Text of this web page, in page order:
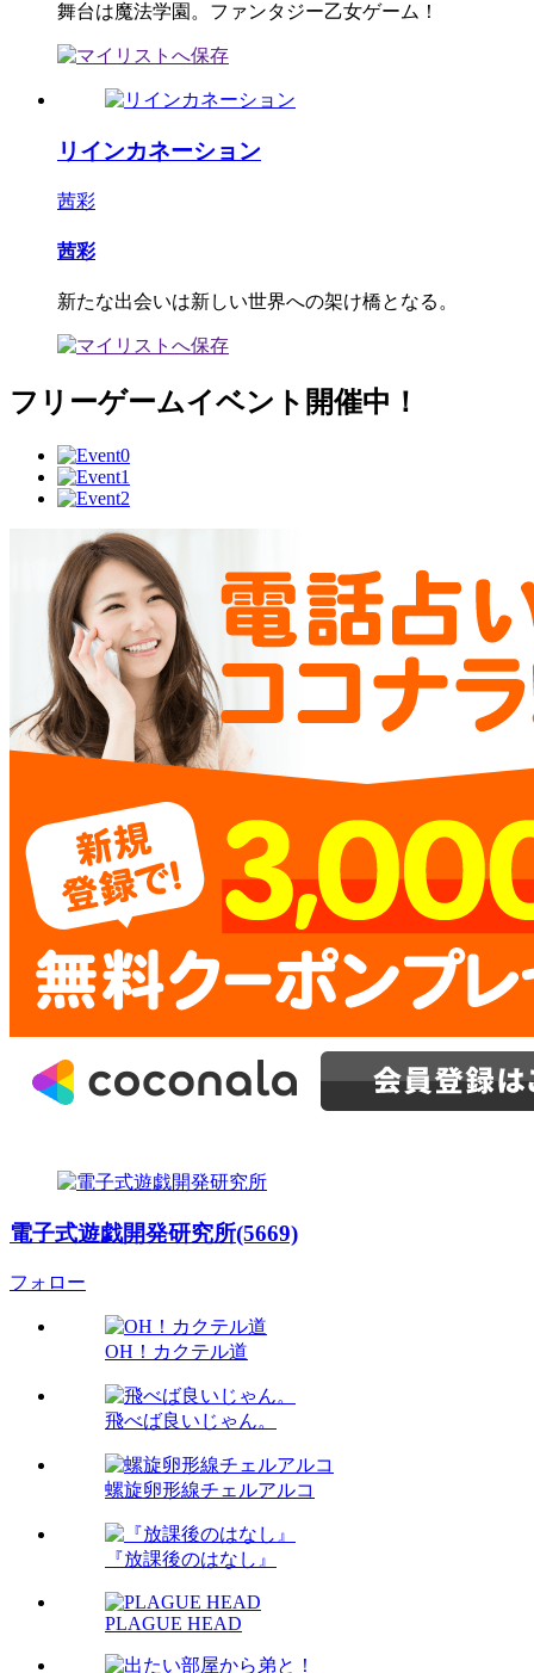
舞台は魔法学園。ファンタジー乙女ゲーム！
リインカネーション
茜彩
茜彩
新たな出会いは新しい世界への架け橋となる。
フリーゲームイベント開催中！
電子式遊戯開発研究所(5669)
フォロー
OH！カクテル道
飛べば良いじゃん。
螺旋卵形線チェルアルコ
『放課後のはなし』
PLAGUE HEAD